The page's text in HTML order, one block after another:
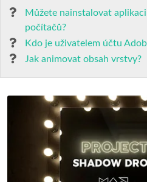
Můžete nainstalovat
počítačů?
Kdo je uživatelem účtu
Jak animovat obsah vrstvy?